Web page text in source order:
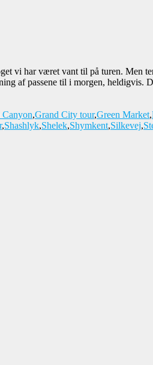
vi har været vant til på turen. Men
af passene til i morgen, heldigvis.
Canyon,Grand City tour,Green Market,
,Shashlyk,Shelek,Shymkent,Silkevej,